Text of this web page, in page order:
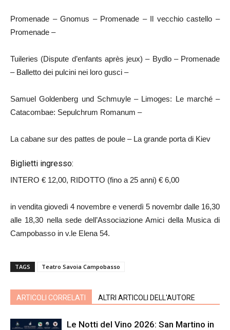
Promenade – Gnomus – Promenade – Il vecchio castello –
Promenade –
Tuileries (Dispute d’enfants après jeux) – Bydlo – Promenade
– Balletto dei pulcini nei loro gusci –
Samuel Goldenberg und Schmuyle – Limoges: Le marché –
Catacombae: Sepulchrum Romanum –
La cabane sur des pattes de poule – La grande porta di Kiev
Biglietti ingresso:
INTERO € 12,00, RIDOTTO (fino a 25 anni) € 6,00
in vendita giovedì 4 novembre e venerdì 5 novembr dalle 16,30
alle 18,30 nella sede dell’Associazione Amici della Musica di
Campobasso in v.le Elena 54.
TAGS Teatro Savoia Campobasso
ARTICOLI CORRELATI ALTRI ARTICOLI DELL'AUTORE
Le Notti del Vino 2026: San Martino in